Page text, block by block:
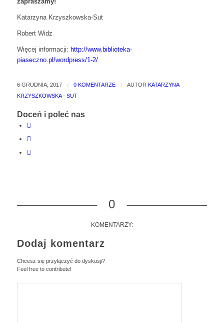
Katarzyna Krzyszkowska-Sut
Robert Widz
Więcej informacji: http://www.biblioteka-
piaseczno.pl/wordpress/1-2/
6 GRUDNIA, 2017 / 0 KOMENTARZE / AUTOR KATARZYNA
KRZYSZKOWSKA - SUT
Doceń i poleć nas
0
KOMENTARZY:
Dodaj komentarz
Chcesz się przyłączyć do dyskusji?
Feel free to contribute!